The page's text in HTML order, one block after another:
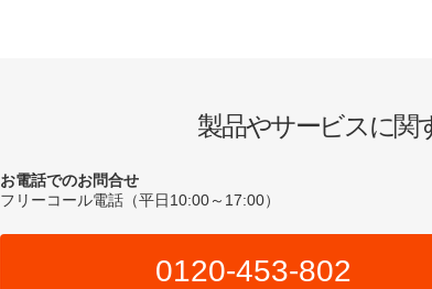
製品やサービスに関
お電話でのお問合せ
フリーコール電話（平日10:00～17:00）
0120-453-802